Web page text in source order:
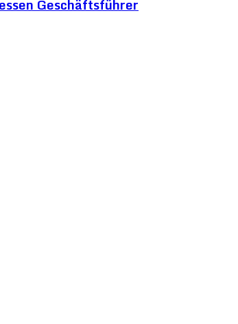
Geschäftsführer